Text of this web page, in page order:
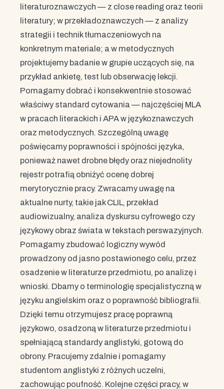
literaturoznawczych — z close reading oraz teorii
literatury; w przekładoznawczych — z analizy
strategii i technik tłumaczeniowych na
konkretnym materiale; a w metodycznych
projektujemy badanie w grupie uczących się, na
przykład ankietę, test lub obserwację lekcji.
Pomagamy dobrać i konsekwentnie stosować
właściwy standard cytowania — najczęściej MLA
w pracach literackich i APA w językoznawczych
oraz metodycznych. Szczególną uwagę
poświęcamy poprawności i spójności języka,
ponieważ nawet drobne błędy oraz niejednolity
rejestr potrafią obniżyć ocenę dobrej
merytorycznie pracy. Zwracamy uwagę na
aktualne nurty, takie jak CLIL, przekład
audiowizualny, analiza dyskursu cyfrowego czy
językowy obraz świata w tekstach perswazyjnych.
Pomagamy zbudować logiczny wywód
prowadzony od jasno postawionego celu, przez
osadzenie w literaturze przedmiotu, po analizę i
wnioski. Dbamy o terminologię specjalistyczną w
języku angielskim oraz o poprawność bibliografii.
Dzięki temu otrzymujesz pracę poprawną
językowo, osadzoną w literaturze przedmiotu i
spełniającą standardy anglistyki, gotową do
obrony. Pracujemy zdalnie i pomagamy
studentom anglistyki z różnych uczelni,
zachowując poufność. Kolejne części pracy, w